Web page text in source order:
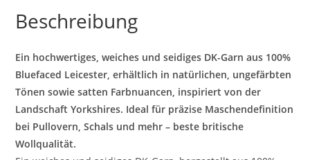
Beschreibung
Ein hochwertiges, weiches und seidiges DK-Garn aus 100%
Bluefaced Leicester, erhältlich in natürlichen, ungefärbten
Tönen sowie satten Farbnuancen, inspiriert von der
Landschaft Yorkshires. Ideal für präzise Maschendefinition
bei Pullovern, Schals und mehr – beste britische
Wollqualität.